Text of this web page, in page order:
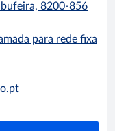
8200-856
para rede fixa